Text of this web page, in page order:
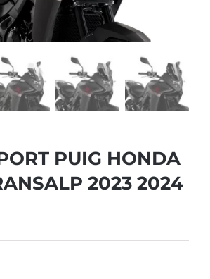
PUIG HONDA
2023 2024